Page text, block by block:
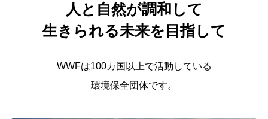
人と自然が調和して
生きられる未来を目指して
WWFは100カ国以上で活動している
環境保全団体です。